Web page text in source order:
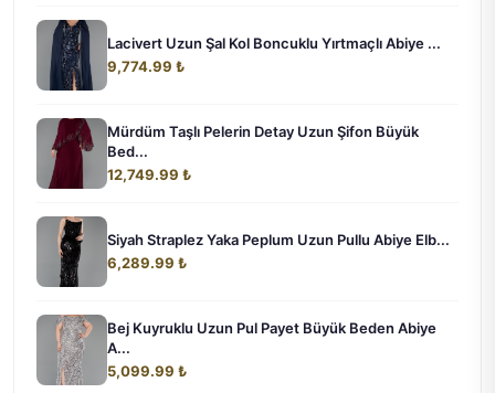
Lacivert Uzun Şal Kol Boncuklu Yırtmaçlı Abiye ...
9,774.99 ₺
Mürdüm Taşlı Pelerin Detay Uzun Şifon Büyük
Bed...
12,749.99 ₺
Siyah Straplez Yaka Peplum Uzun Pullu Abiye Elb...
6,289.99 ₺
Bej Kuyruklu Uzun Pul Payet Büyük Beden Abiye
A...
5,099.99 ₺